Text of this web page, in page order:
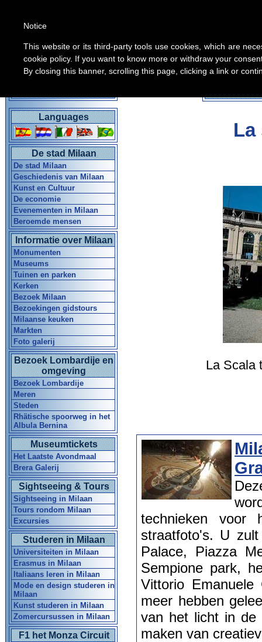
Languages
De stad Milaan
De stad Milaan
Geschiedenis van Milaan
Kunst en Cultuur
De economie
Evenementen in Milaan
Beroemde mensen
Informatie over Milaan
Monumenten
Museums
Tuinen en parken
Kerken
Bezoek Milaan
Bezoekingen gidstours
Milaanse keuken
Markten
Foto galerij
Bezoek Lombardije en
omgeving
Bezoek Lombardije
Meren
Steden
Rhätische spoorweg in het
Albula Bernina
Museumtickets
Het Laatste Avondmaal
Brera Galerij
Sightseeing & Tours
Sightseeing in Milaan
Tours rondom Milaan
Excursies
Studeren in Milaan
Universiteiten in Milaan
Erasmus in Milaan
Italiaans leren in Milaan
Mode en design studeren in
Milaan
Kunst studeren in Milaan
Zomercursussen in Milaan
F1 het Monza Circuit
La
La Scala
technieken voor
straatfoto's. U
Palace, Piazza
Sempione park,
Vittorio
meer hebben
van het licht in de
maken van
Notice
This website or its third-party tools use cookies, which are
cookie policy. If you want to know more or withdraw your
By closing this banner, scrolling this page, clicking a link or